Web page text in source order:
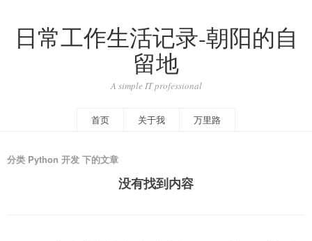
日常工作生活记录-朝阳的自
留地
A simple IT professional
首页 关于我 万里路
分类 Python 开发 下的文章
没有找到内容